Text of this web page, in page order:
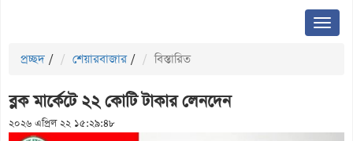
প্রচ্ছদ / শেয়ারবাজার / বিস্তারিত
ব্লক মার্কেটে ২২ কোটি টাকার লেনদেন
২০২৬ এপ্রিল ২২ ১৫:২৯:৪৮